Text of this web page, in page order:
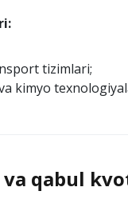
tizimlari;
kimyo
qabul